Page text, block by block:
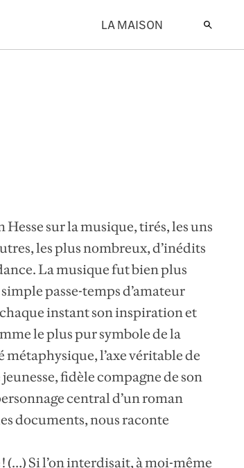
LA MAISON
sur la musique, tirés, les uns
les plus nombreux, d’inédits
La musique fut bien plus
passe-temps d’amateur
instant son inspiration et
le plus pur symbole de la
l’axe véritable de
fidèle compagne de son
central d’un roman
documents, nous raconte
(…) Si l’on interdisait, à moi-même